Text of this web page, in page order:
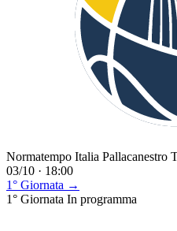
Normatempo Italia Pallacanestro
03/10 · 18:00
1° Giornata →
1° Giornata In programma